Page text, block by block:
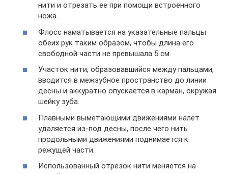
нити и отрезать ее при помощи встроенного
ножа.
Флосс наматывается на указательные пальцы
обеих рук таким образом, чтобы длина его
свободной части не превышала 5 см.
Участок нити, образовавшийся между пальцами,
вводится в межзубное пространство до линии
десны и аккуратно опускается в карман, окружая
шейку зуба.
Плавными выметающими движениями налет
удаляется из-под десны, после чего нить
продольными движениями поднимается к
режущей части.
Использованный отрезок нити меняется на